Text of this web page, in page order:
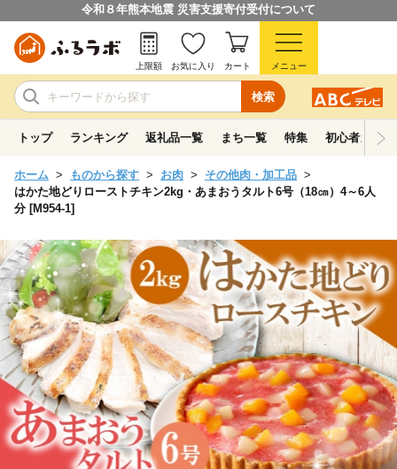
令和８年熊本地震 災害支援寄付受付について
検索
上限額 お気に入り カート メニュー
トップ ランキング 返礼品一覧 まち一覧 特集 初心者ガイド
ホーム ものから探す お肉
その他肉・加工品
はかた地どりローストチキン2kg・あまおうタルト6号（18㎝）4～6人
分 [M954-1]